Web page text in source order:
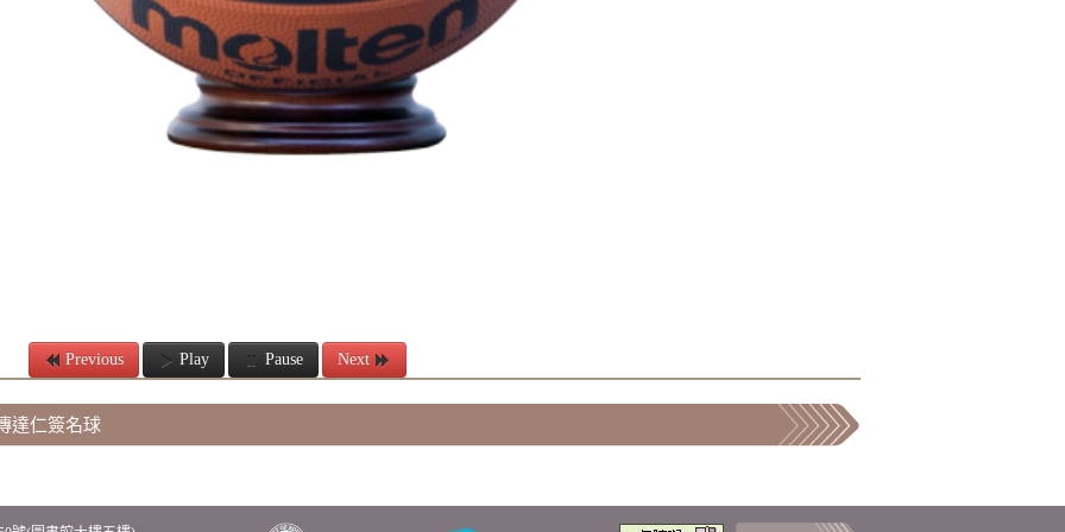
Previous Play Pause Next
達仁簽名球